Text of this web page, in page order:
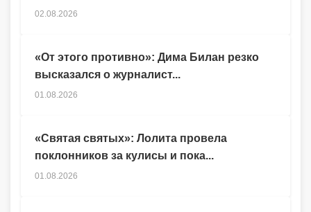
02.08.2026
«От этого противно»: Дима Билан резко
высказался о журналист...
01.08.2026
«Святая святых»: Лолита провела
поклонников за кулисы и пока...
01.08.2026